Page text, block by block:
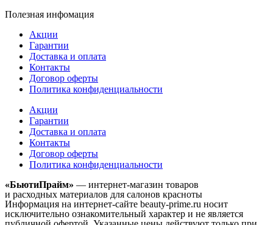
Полезная инфомация
Акции
Гарантии
Доставка и оплата
Контакты
Договор оферты
Политика конфиденциальности
Акции
Гарантии
Доставка и оплата
Контакты
Договор оферты
Политика конфиденциальности
«БьютиПрайм» — интернет-магазин товаров
и расходных материалов для салонов красноты
Информация на интернет-сайте beauty-prime.ru носит
исключительно ознакомительный характер и не является